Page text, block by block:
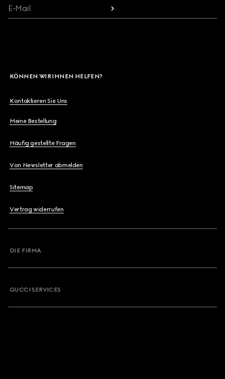
E-Mail
KÖNNEN WIR IHNEN HELFEN?
Kontaktieren Sie Uns
Meine Bestellung
Häufig gestellte Fragen
Von Newsletter abmelden
Sitemap
Vertrag widerrufen
DIE FIRMA
GUCCI SERVICES